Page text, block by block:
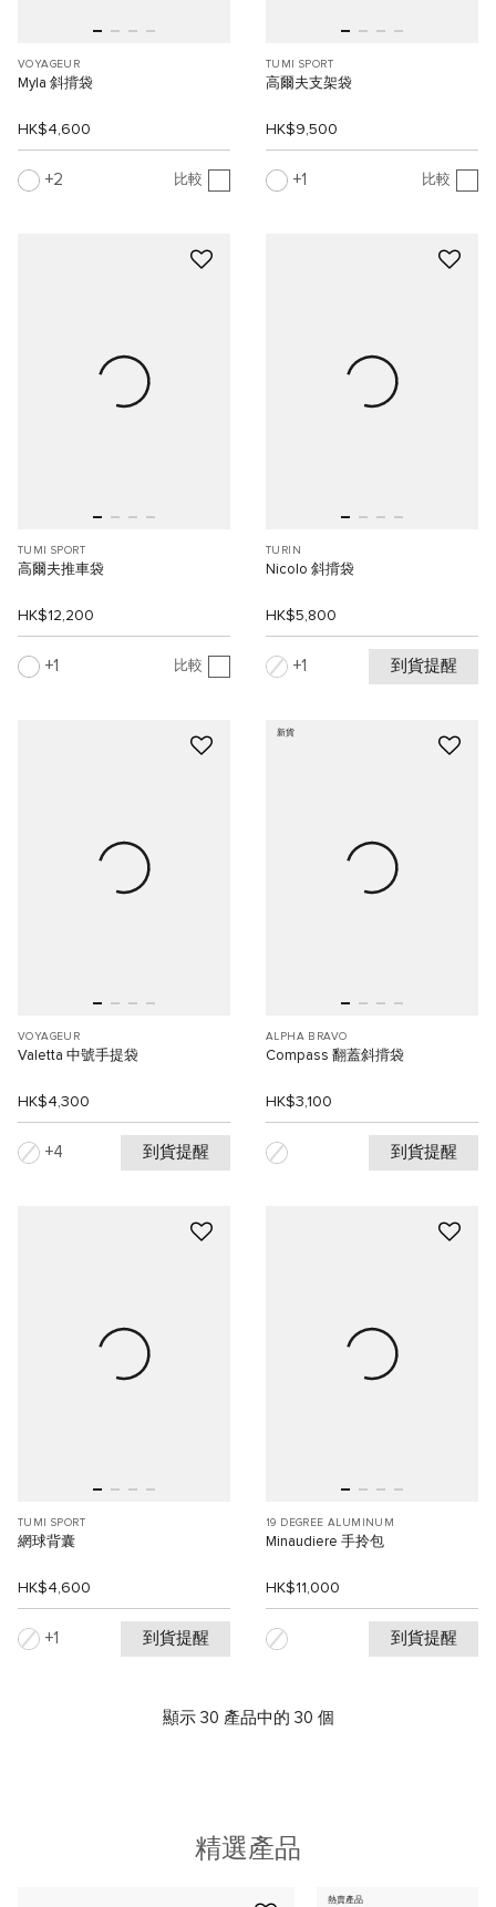
VOYAGEUR
Myla 斜揹袋
HK$4,600
2 比較
TUMI SPORT
高爾夫支架袋
HK$9,500
1 比較
TUMI SPORT
高爾夫推車袋
HK$12,200
1 比較
TURIN
Nicolo 斜揹袋
HK$5,800
1 到貨提醒
VOYAGEUR
Valetta 中號手提袋
HK$4,300
4 到貨提醒
新貨
ALPHA BRAVO
Compass 翻蓋斜揹袋
HK$3,100
到貨提醒
TUMI SPORT
網球背囊
HK$4,600
1 到貨提醒
19 DEGREE ALUMINUM
Minaudiere 手拎包
HK$11,000
到貨提醒
顯示 30 產品中的 30 個
精選產品
熱賣產品